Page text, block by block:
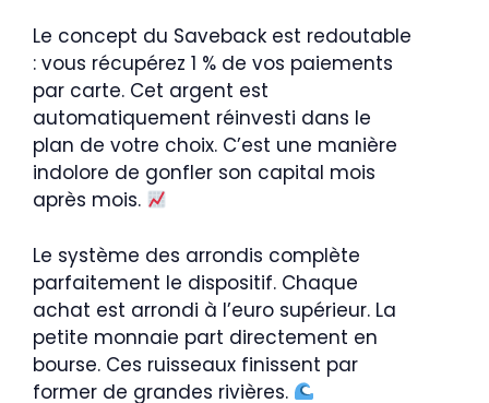
Le concept du Saveback est redoutable
: vous récupérez 1 % de vos paiements
par carte. Cet argent est
automatiquement réinvesti dans le
plan de votre choix. C’est une manière
indolore de gonfler son capital mois
après mois.
Le système des arrondis complète
parfaitement le dispositif. Chaque
achat est arrondi à l’euro supérieur. La
petite monnaie part directement en
bourse. Ces ruisseaux finissent par
former de grandes rivières.